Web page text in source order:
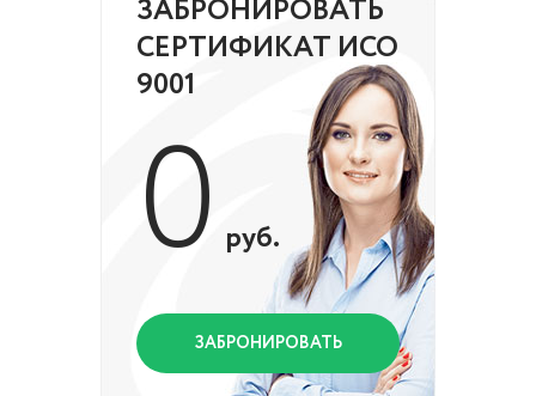
ЗАБРОНИРОВАТЬ
СЕРТИФИКАТ ИСО
9001
0 руб.
ЗАБРОНИРОВАТЬ